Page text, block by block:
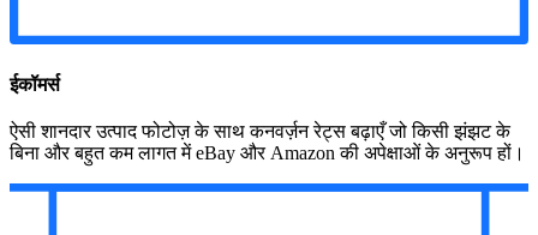
ईकॉमर्स
ऐसी शानदार उत्पाद फोटोज़ के साथ कनवर्ज़न रेट्स बढ़ाएँ जो किसी झंझट के
बिना और बहुत कम लागत में eBay और Amazon की अपेक्षाओं के अनुरूप हों।